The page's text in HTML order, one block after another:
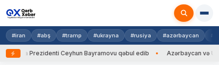
#iran #abş #tramp #ukrayna #rusiya #azərbaycan
Prezidenti Ceyhun Bayramovu qəbul edib Azərbaycan və